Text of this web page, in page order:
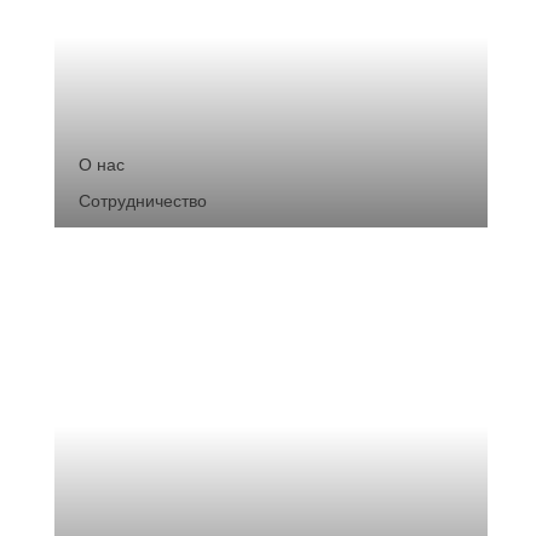
О нас
Сотрудничество